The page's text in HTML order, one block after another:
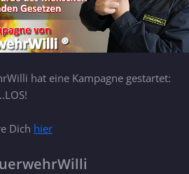
hat eine Kampagne gestartet:
Dich hier